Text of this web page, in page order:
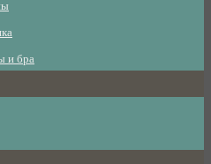
и бра